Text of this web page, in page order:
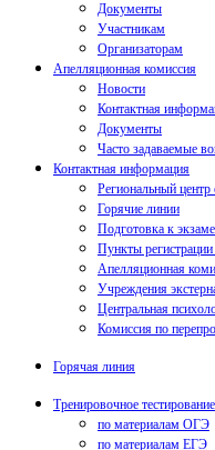
Документы
Участникам
Организаторам
Апелляционная комиссия
Новости
Контактная
Документы
Часто задаваемые
Контактная информация
Региональный
Горячие линии
Подготовка к
Пункты
Апелляционная
Учреждения
Центральная
Комиссия по
Горячая линия
Тренировочное тестирование
по материалам ОГЭ
по материалам ЕГЭ